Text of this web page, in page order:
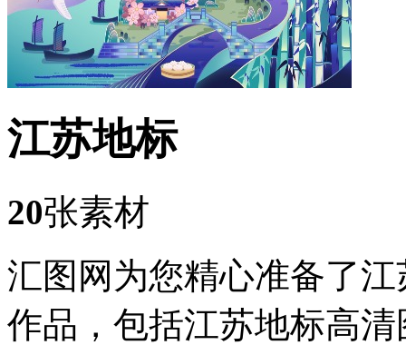
江苏地标
20张素材
汇图网为您精心准备了
作品，包括江苏地标高